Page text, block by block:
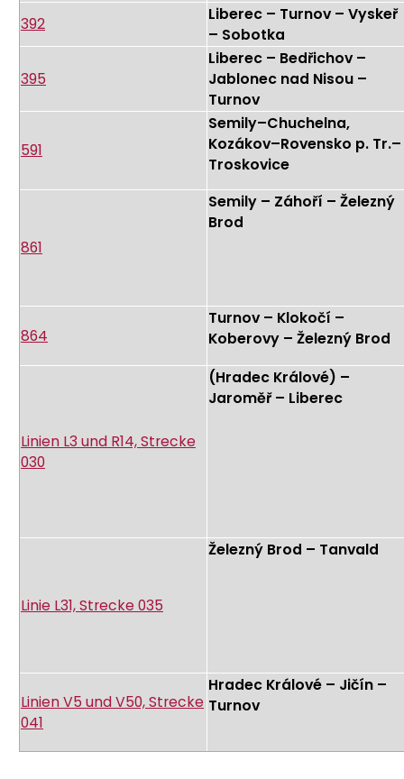
392
Liberec – Turnov – Vyskeř
– Sobotka
395
Liberec – Bedřichov –
Jablonec nad Nisou –
Turnov
591
Semily–Chuchelna,
Kozákov–Rovensko p. Tr.–
Troskovice
861
Semily – Záhoří – Železný
Brod
864
Turnov – Klokočí –
Koberovy – Železný Brod
Linien L3 und R14, Strecke
030
(Hradec Králové) –
Jaroměř – Liberec
Linie L31, Strecke 035
Železný Brod – Tanvald
Linien V5 und V50, Strecke
041
Hradec Králové – Jičín –
Turnov